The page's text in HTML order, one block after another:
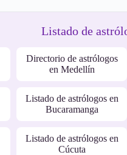
Listado de
Directorio de astrólogos
en Medellín
Listado de astrólogos en
Bucaramanga
Listado de astrólogos en
Cúcuta